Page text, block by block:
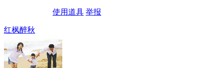
使用道具 举报
红枫醉秋